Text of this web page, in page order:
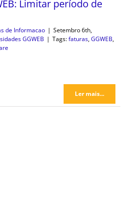
Limitar período de
de Informacao | Setembro 6th,
GGWEB | Tags:faturas,GGWEB,
Ler mais...